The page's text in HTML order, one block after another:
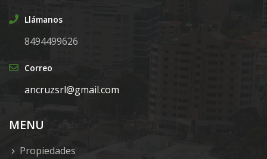
Llámanos
8494499626
Correo
ancruzsrl@gmail.com
MENU
Propiedades